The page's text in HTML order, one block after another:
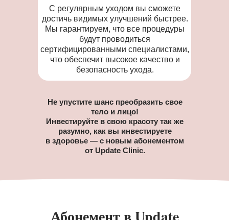
С регулярным уходом вы сможете
достичь видимых улучшений быстрее.
Мы гарантируем, что все процедуры
будут проводиться
сертифицированными специалистами,
что обеспечит высокое качество и
безопасность ухода.
Не упустите шанс преобразить свое
тело и лицо!
Инвестируйте в свою красоту так же
разумно, как вы инвестируете
в здоровье — с новым абонементом
от Update Clinic.